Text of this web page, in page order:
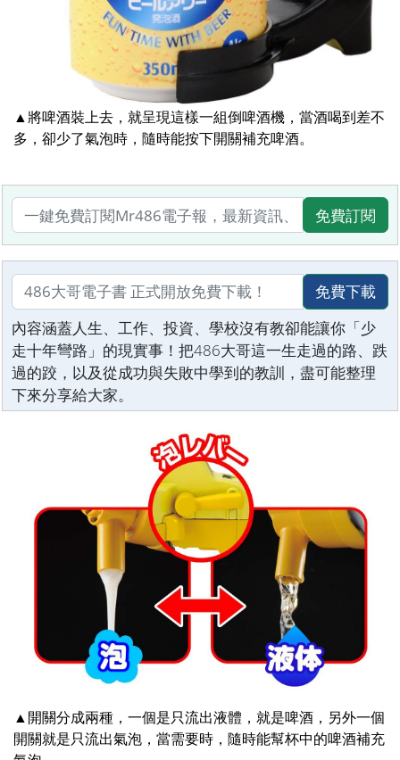
▲將啤酒裝上去，就呈現這樣一組倒啤酒機，當酒喝到差不
多，卻少了氣泡時，隨時能按下開關補充啤酒。
免費訂閱
免費下載
內容涵蓋人生、工作、投資、學校沒有教卻能讓你「少
走十年彎路」的現實事！把486大哥這一生走過的路、跌
過的跤，以及從成功與失敗中學到的教訓，盡可能整理
下來分享給大家。
▲開關分成兩種，一個是只流出液體，就是啤酒，另外一個
開關就是只流出氣泡，當需要時，隨時能幫杯中的啤酒補充